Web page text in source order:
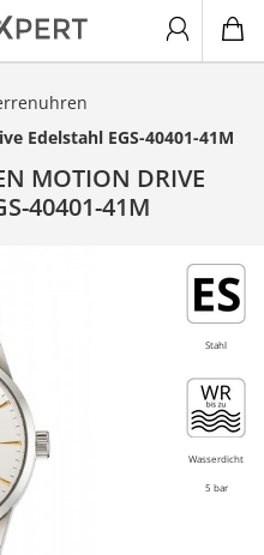
Edelstahl EGS-40401-41M
MOTION DRIVE
40401-41M
Stahl
Wasserdicht
5 bar